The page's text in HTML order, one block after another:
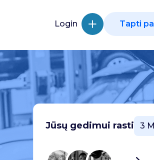
Login Tapti
Jūsų gedimui rasti 3